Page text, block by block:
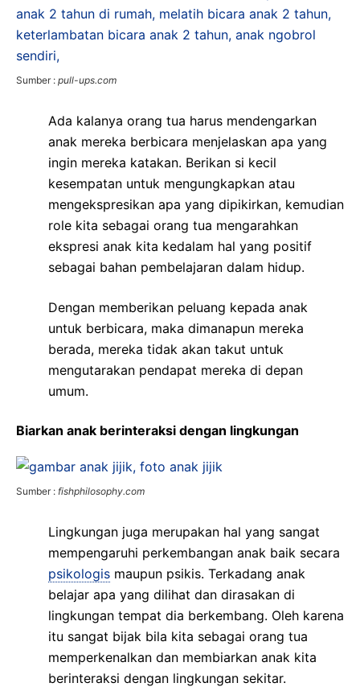
Sumber : pull-ups.com
Ada kalanya orang tua harus mendengarkan
anak mereka berbicara menjelaskan apa yang
ingin mereka katakan. Berikan si kecil
kesempatan untuk mengungkapkan atau
mengekspresikan apa yang dipikirkan, kemudian
role kita sebagai orang tua mengarahkan
ekspresi anak kita kedalam hal yang positif
sebagai bahan pembelajaran dalam hidup.
Dengan memberikan peluang kepada anak
untuk berbicara, maka dimanapun mereka
berada, mereka tidak akan takut untuk
mengutarakan pendapat mereka di depan
umum.
Biarkan anak berinteraksi dengan lingkungan
Sumber : fishphilosophy.com
Lingkungan juga merupakan hal yang sangat
mempengaruhi perkembangan anak baik secara
psikologis maupun psikis. Terkadang anak
belajar apa yang dilihat dan dirasakan di
lingkungan tempat dia berkembang. Oleh karena
itu sangat bijak bila kita sebagai orang tua
memperkenalkan dan membiarkan anak kita
berinteraksi dengan lingkungan sekitar.